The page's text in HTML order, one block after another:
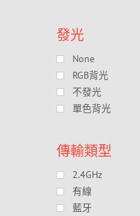
發光
None
RGB背光
不發光
單色背光
傳輸類型
2.4GHz
有線
藍牙